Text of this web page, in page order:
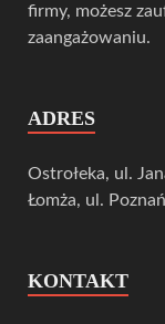
firmy, możesz
zaangażowaniu.
ADRES
Ostrołeka, ul.
Łomża, ul.
KONTAKT